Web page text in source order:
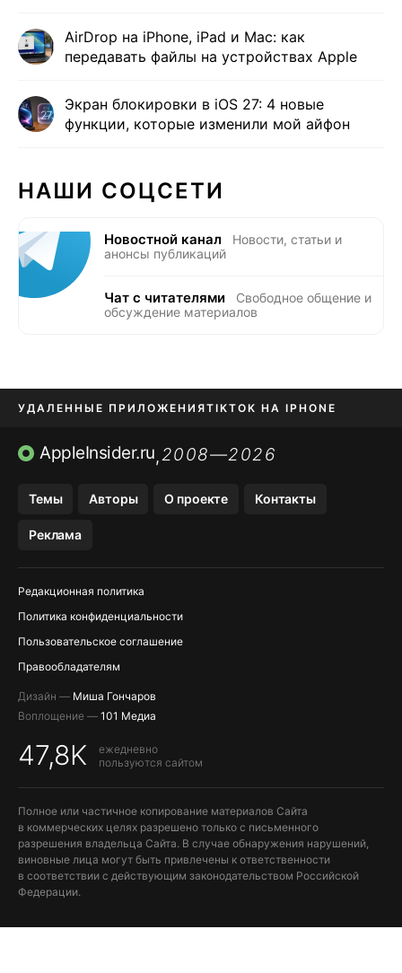
AirDrop на iPhone, iPad и Mac: как
передавать файлы на устройствах Apple
Экран блокировки в iOS 27: 4 новые
функции, которые изменили мой айфон
НАШИ СОЦСЕТИ
Новостной канал
Новости, статьи и
анонсы публикаций
Чат с читателями
Свободное общение и
обсуждение материалов
УДАЛЕННЫЕ ПРИЛОЖЕНИЯTIKTOK НА IPHONE
ПРИЛОЖЕНИЯ БЕЗ APP STORE
AppleInsider.ru,2008—2026
Темы Авторы О проекте Контакты
Реклама
Редакционная политика
Политика конфиденциальности
Пользовательское соглашение
Правообладателям
Дизайн — Миша Гончаров
Воплощение — 101 Медиа
47,8K
ежедневно
пользуются сайтом
Полное или частичное копирование материалов Сайта
в коммерческих целях разрешено только с письменного
разрешения владельца Сайта. В случае обнаружения нарушений,
виновные лица могут быть привлечены к ответственности
в соответствии с действующим законодательством Российской
Федерации.